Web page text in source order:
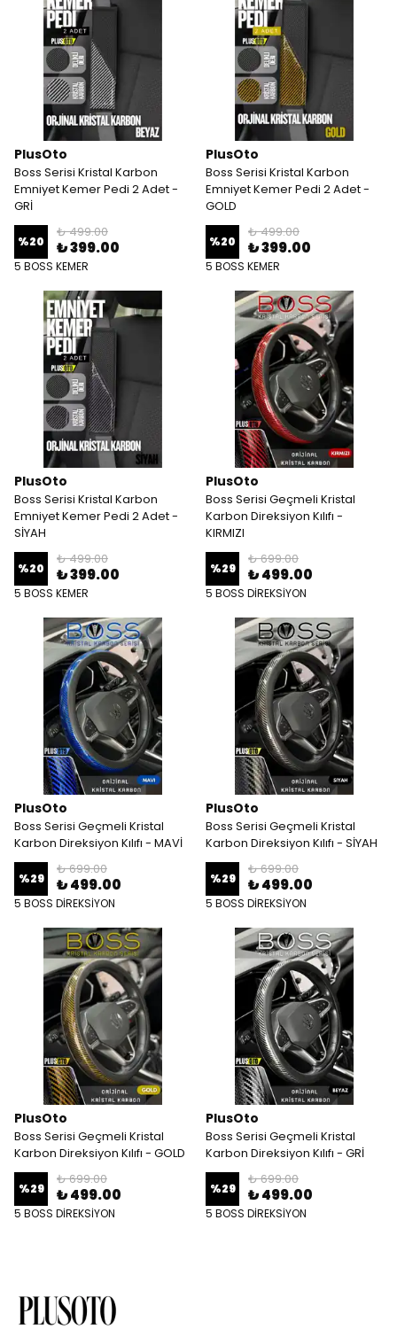
PlusOto
Boss Serisi Kristal Karbon
Emniyet Kemer Pedi 2 Adet -
GRİ
%20
₺ 499.00
₺ 399.00
5 BOSS KEMER
PlusOto
Boss Serisi Kristal Karbon
Emniyet Kemer Pedi 2 Adet -
GOLD
%20
₺ 499.00
₺ 399.00
5 BOSS KEMER
PlusOto
Boss Serisi Kristal Karbon
Emniyet Kemer Pedi 2 Adet -
SİYAH
%20
₺ 499.00
₺ 399.00
5 BOSS KEMER
PlusOto
Boss Serisi Geçmeli Kristal
Karbon Direksiyon Kılıfı -
KIRMIZI
%29
₺ 699.00
₺ 499.00
5 BOSS DİREKSİYON
PlusOto
Boss Serisi Geçmeli Kristal
Karbon Direksiyon Kılıfı - MAVİ
%29
₺ 699.00
₺ 499.00
5 BOSS DİREKSİYON
PlusOto
Boss Serisi Geçmeli Kristal
Karbon Direksiyon Kılıfı - SİYAH
%29
₺ 699.00
₺ 499.00
5 BOSS DİREKSİYON
PlusOto
Boss Serisi Geçmeli Kristal
Karbon Direksiyon Kılıfı - GOLD
%29
₺ 699.00
₺ 499.00
5 BOSS DİREKSİYON
PlusOto
Boss Serisi Geçmeli Kristal
Karbon Direksiyon Kılıfı - GRİ
%29
₺ 699.00
₺ 499.00
5 BOSS DİREKSİYON